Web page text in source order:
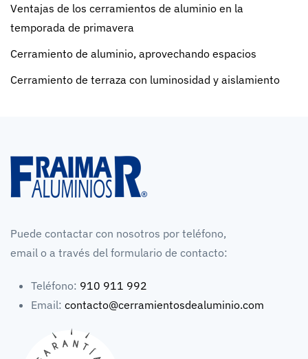
Ventajas de los cerramientos de aluminio en la
temporada de primavera
Cerramiento de aluminio, aprovechando espacios
Cerramiento de terraza con luminosidad y aislamiento
Puede contactar con nosotros por teléfono,
email o a través del formulario de contacto:
Teléfono: 910 911 992
Email: contacto@cerramientosdealuminio.com